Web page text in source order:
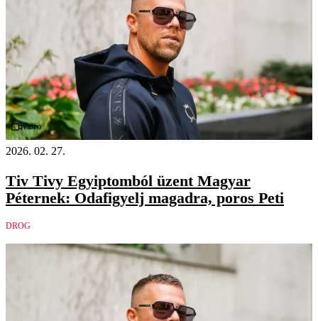
Videó
2026. 02. 27.
Tiv Tivy Egyiptomból üzent Magyar
Péternek: Odafigyelj magadra, poros Peti
DROG